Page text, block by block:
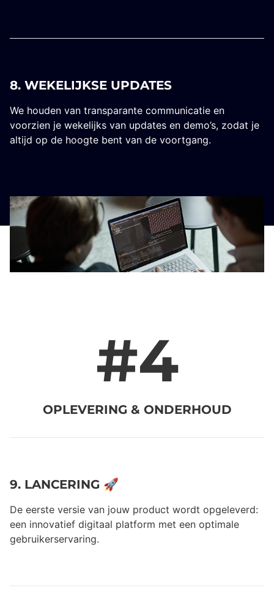
8. WEKELIJKSE UPDATES
We houden van transparante communicatie en
voorzien je wekelijks van updates en demo’s, zodat je
altijd op de hoogte bent van de voortgang.
#4
OPLEVERING & ONDERHOUD
9. LANCERING 🚀
De eerste versie van jouw product wordt opgeleverd:
een innovatief digitaal platform met een optimale
gebruikerservaring.